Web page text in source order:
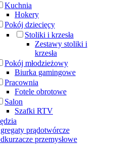
Kuchnia
Hokery
Pokój dziecięcy
Stoliki i krzesła
Zestawy stoliki i
krzesła
Pokój młodzieżowy
Biurka gamingowe
Pracownia
Fotele obrotowe
Salon
Szafki RTV
prądotwórcze
przemysłowe